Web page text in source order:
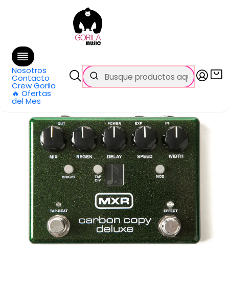
Nosotros
Contacto
Crew Gorila
🔥 Ofertas
del Mes
GRATIS
en Santiago y $99.990 en Regiones
Inicio Todos los productos
Pedal Delay Analogo Carbon Copy Deluxe M-292 MXR